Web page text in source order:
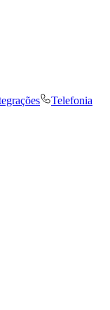
Telefonia